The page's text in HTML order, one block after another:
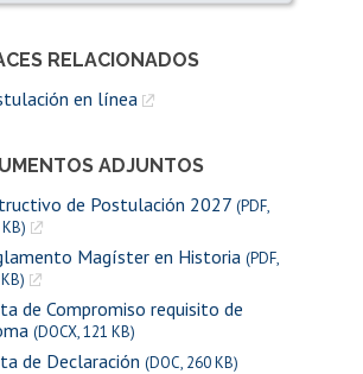
y documentos de interés
RELACIONADOS
en línea
ADJUNTOS
de Postulación 2027 (PDF,
Magíster en Historia (PDF,
de Compromiso requisito de
(DOCX, 121 KB)
de Declaración (DOC, 260 KB)